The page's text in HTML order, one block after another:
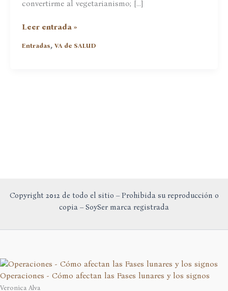
convertirme al vegetarianismo; […]
¿Mejor
o
Leer entrada »
Entradas,VA de SALUD
Copyright 2012 de todo el sitio – Prohibida su reproducción o
copia – SoySer marca registrada
Operaciones - Cómo afectan las Fases lunares y los signos
Veronica Alva